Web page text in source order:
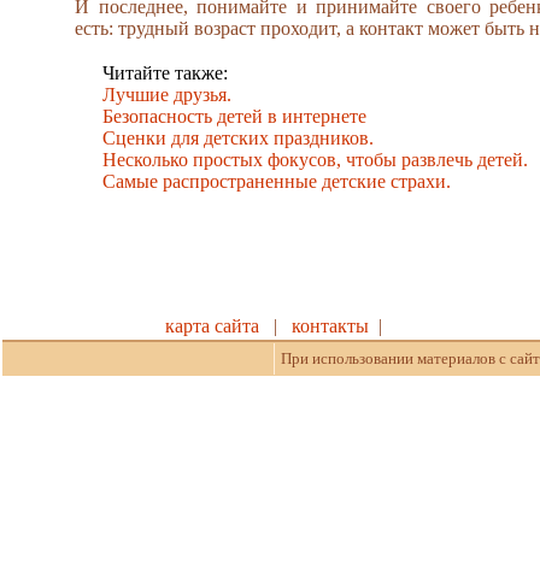
И последнее, понимайте и принимайте своего
есть: трудный возраст проходит, а контакт может быть
Читайте также:
Лучшие друзья.
Безопасность детей в интернете
Cценки для детских праздников.
Несколько простых фокусов, чтобы развлечь детей.
Самые распространенные детские страхи.
карта сайта | контакты |
При использовании материалов с